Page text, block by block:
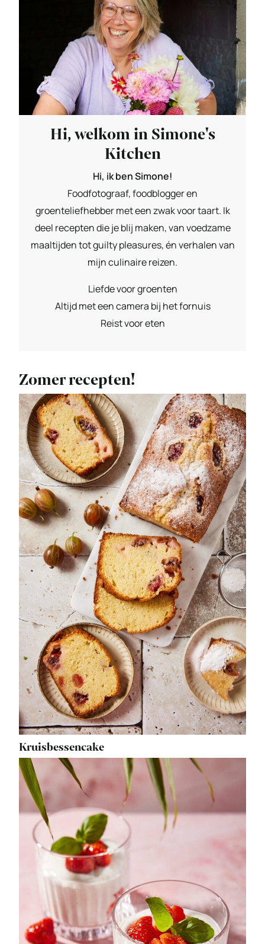
Hi, welkom in Simone's
Kitchen
Hi, ik ben Simone!
Foodfotograaf, foodblogger en
groenteliefhebber met een zwak voor taart. Ik
deel recepten die je blij maken, van voedzame
maaltijden tot guilty pleasures, én verhalen van
mijn culinaire reizen.
Liefde voor groenten
Altijd met een camera bij het fornuis
Reist voor eten
Zomer recepten!
Kruisbessencake